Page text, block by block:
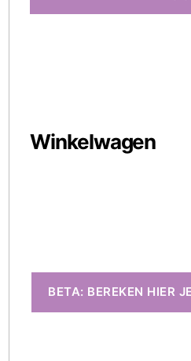
Winkelwagen
BETA: BEREKEN HIER